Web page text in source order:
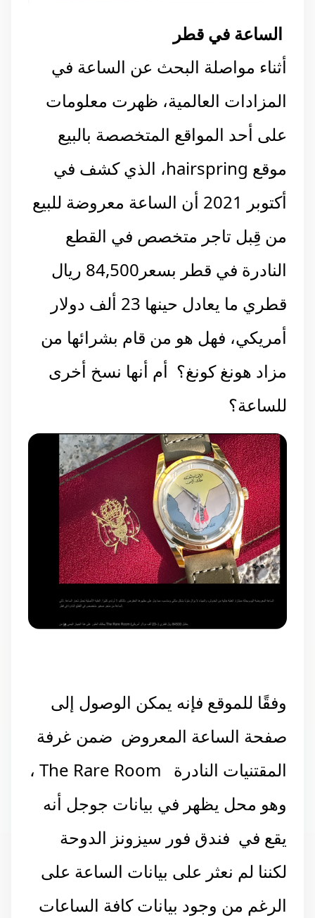
الساعة في قطر
أثناء مواصلة البحث عن الساعة في
المزادات العالمية، ظهرت معلومات
على أحد المواقع المتخصصة بالبيع
موقع hairspring، الذي كشف في
أكتوبر 2021 أن الساعة معروضة للبيع
من قِبل تاجر متخصص في القطع
النادرة في قطر بسعر84,500 ريال
قطري ما يعادل حينها 23 ألف دولار
أمريكي، فهل هو من قام بشرائها من
مزاد هونغ كونغ؟ أم أنها نسخ أخرى
للساعة؟
وفقًا للموقع فإنه يمكن الوصول إلى
صفحة الساعة المعروض ضمن غرفة
المقتنيات النادرة The Rare Room ،
وهو محل يظهر في بيانات جوجل أنه
يقع في فندق فور سيزونز الدوحة
لكننا لم نعثر على بيانات الساعة على
الرغم من وجود بيانات كافة الساعات